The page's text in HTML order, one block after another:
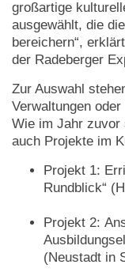
großartige
ausgewählt, die
bereichern“,
der Radeberger
Zur Auswahl
Verwaltungen
Wie im Jahr zuvor
auch Projekte im
Projekt 1:
Rundblick“
Projekt 2:
(Neustadt in